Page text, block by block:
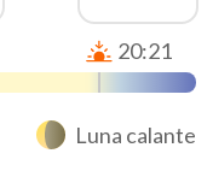
20:21
Luna calante